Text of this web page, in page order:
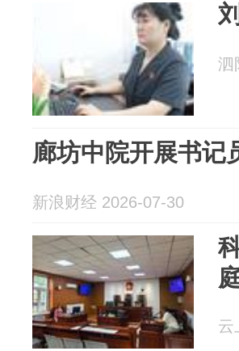
泗
廊坊中院开展书记
新浪财经 2026-07-30
云